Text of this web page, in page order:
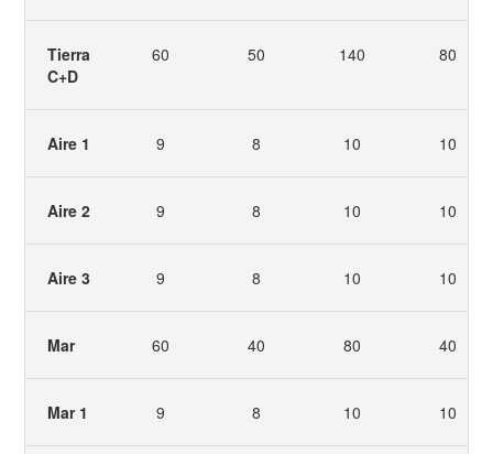
Tierra
C+D
60 50 140 80
Aire 1 9 8 10 10
Aire 2 9 8 10 10
Aire 3 9 8 10 10
Mar 60 40 80 40
Mar 1 9 8 10 10